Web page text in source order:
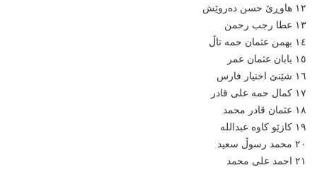
١٢ هاوڕێ حسن دەروێش
١٣ عطا رجب رحمن
١٤ بهمن عثمان حمە تاڵ
١٥ بابان عثمان عمر
١٦ شێنێ اختیار فارس
١٧ کمال حمە علی قادر
١٨ عثمان قادر محمد
١٩ کازێو کاوە عبداللە
٢٠ محمد رسوڵ سعید
٢١ احمد علی محمد